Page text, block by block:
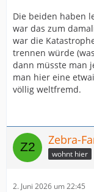
Die beiden haben
war das zum
war die
trennen würde
dann müsste man
man hier eine
völlig weltfremd.
Zebra-
wohnt hier
2. Juni 2026 um 22:45